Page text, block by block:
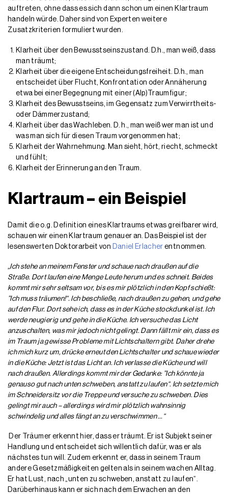
auftreten, ohne dass es sich dann schon um einen Klartraum
handeln würde. Daher sind von Experten weitere
Zusatzkriterien formuliert wurden.
Klarheit über den Bewusstseinszustand. D.h., man weiß, dass
man träumt;
Klarheit über die eigene Entscheidungsfreiheit. D.h., man
entscheidet über Flucht, Konfrontation oder Annäherung
etwa bei einer Begegnung mit einer (Alp)Traumfigur;
Klarheit des Bewusstseins, im Gegensatz zum Verwirrtheits-
oder Dämmerzustand;
Klarheit über das Wachleben. D. h., man weiß wer man ist und
was man sich für diesen Traum vorgenommen hat;
Klarheit der Wahrnehmung. Man sieht, hört, riecht, schmeckt
und fühlt;
Klarheit der Erinnerung an den Traum.
Klartraum – ein Beispiel
Damit die o.g. Definition eines Klartraums etwas greifbarer wird,
schauen wir einen Klartraum genauer an. Das Beispiel ist der
lesenswerten Doktorarbeit von
Daniel Erlacher entnommen.
„Ich stehe an meinem Fenster und schaue nach draußen auf die
Straße. Dort laufen eine Menge Leute herum und es schneit. Beides
kommt mir sehr seltsam vor, bis es mir plötzlich in den Kopf schießt:
”Ich muss träumen!“. Ich beschließe, nach draußen zu gehen, und gehe
auf den Flur. Dort sehe ich, dass es in der Küche stockdunkel ist. Ich
werde neugierig und gehe in die Küche. Ich versuche das Licht
anzuschalten, was mir jedoch nicht gelingt. Dann fällt mir ein, dass es
im Traum ja gewisse Probleme mit Lichtschaltern gibt. Daher drehe
ich mich kurz um, drücke erneut den Lichtschalter und schaue wieder
in die Küche: Jetzt ist das Licht an. Ich verlasse die Küche und will
nach draußen. Allerdings kommt mir der Gedanke: ”Ich könnte ja
genauso gut nach unten schweben, anstatt zu laufen“. Ich setzte mich
im Schneidersitz vor die Treppe und versuche zu schweben. Dies
gelingt mir auch – allerdings wird mir plötzlich wahnsinnig
schwindelig und alles fängt an zu verschwimmen …“
Der Träumer erkennt hier, dass er träumt. Er ist Subjekt seiner
Handlung und entscheidet sich willentlich dafür, was er als
nächstes tun will. Zudem erkennt er, dass in seinem Traum
andere Gesetzmäßigkeiten gelten als in seinem wachen Alltag.
Er hat Lust, nach „unten zu schweben, anstatt zu laufen“.
Darüberhinaus kann er sich nach dem Erwachen an den